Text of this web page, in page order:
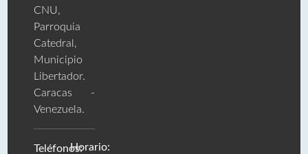
CNU,
Parroquia
Catedral,
Municipio
Libertador.
Caracas -
Venezuela.
Teléfonos:Horario: